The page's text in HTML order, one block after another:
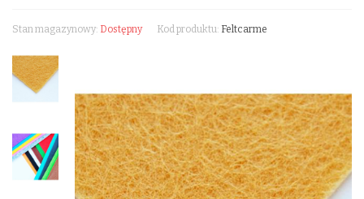
Stan magazynowy: Dostępny Kod produktu: Feltcarme